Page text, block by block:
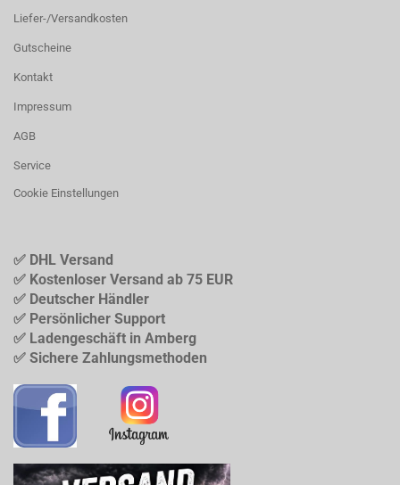
Liefer-/Versandkosten
Gutscheine
Kontakt
Impressum
AGB
Service
Cookie Einstellungen
✅ DHL Versand
✅ Kostenloser Versand ab 75 EUR
✅ Deutscher Händler
✅ Persönlicher Support
✅ Ladengeschäft in Amberg
✅ Sichere Zahlungsmethoden